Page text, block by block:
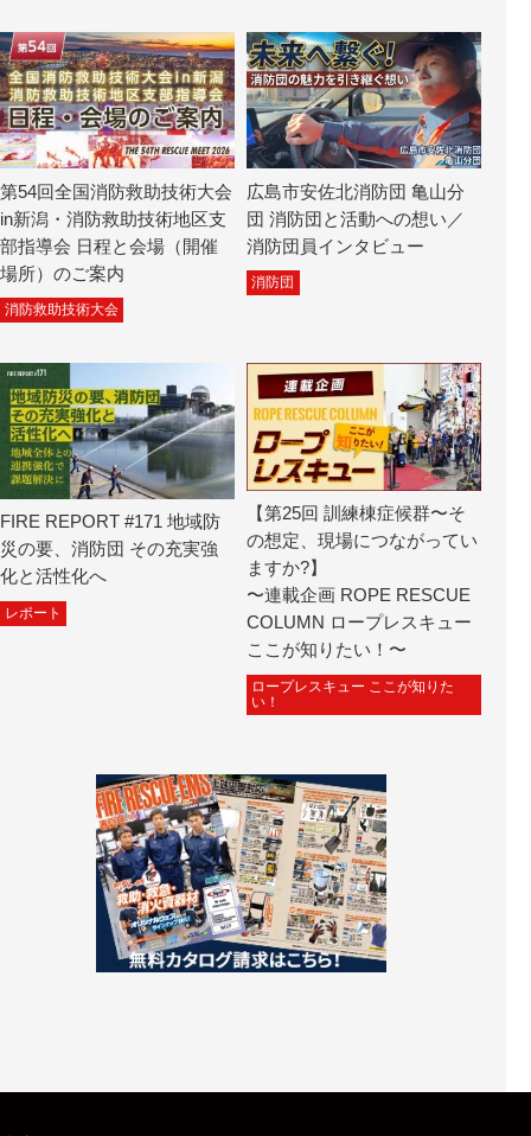
第54回全国消防救助技術大会
in新潟・消防救助技術地区支
部指導会 日程と会場（開催
場所）のご案内
消防救助技術大会
広島市安佐北消防団 亀山分
団 消防団と活動への想い／
消防団員インタビュー
消防団
FIRE REPORT #171 地域防
災の要、消防団 その充実強
化と活性化へ
レポート
【第25回 訓練棟症候群〜そ
の想定、現場につながってい
ますか?】
〜連載企画 ROPE RESCUE
COLUMN ロープレスキュー
ここが知りたい！〜
ロープレスキュー ここが知りた
い！